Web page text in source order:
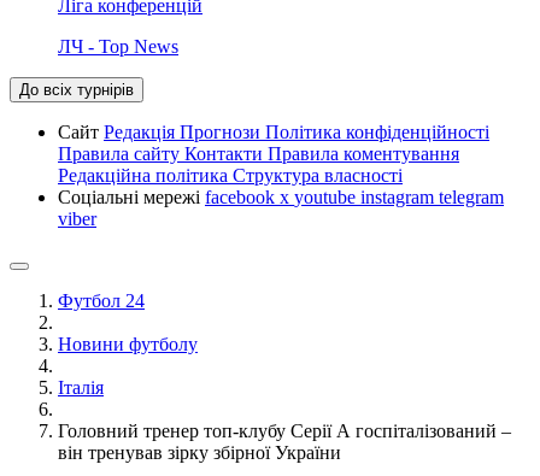
Ліга конференцій
ЛЧ - Top News
До всіх турнірів
Сайт Редакція Прогнози Політика конфіденційності
Правила сайту Контакти Правила коментування
Редакційна політика Структура власності
Соціальні мережі facebook x youtube instagram telegram
viber
Футбол 24
Новини футболу
Італія
Головний тренер топ-клубу Серії А госпіталізований –
він тренував зірку збірної України